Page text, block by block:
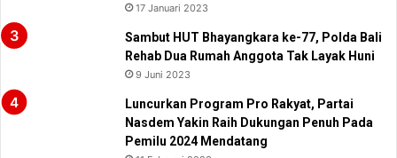
17 Januari 2023
Sambut HUT Bhayangkara ke-77, Polda Bali
Rehab Dua Rumah Anggota Tak Layak Huni
9 Juni 2023
Luncurkan Program Pro Rakyat, Partai
Nasdem Yakin Raih Dukungan Penuh Pada
Pemilu 2024 Mendatang